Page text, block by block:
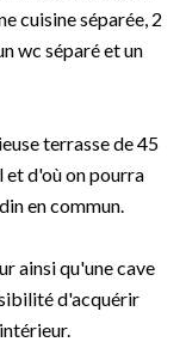
cuisine séparée, 2
wc séparé et un
terrasse de 45
et d'où on pourra
en commun.
ainsi qu'une cave
d'acquérir